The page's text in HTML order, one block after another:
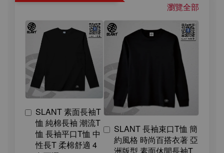
瀏覽全部
SLANT 素面長袖T
恤 純棉長袖 潮流T
恤 長袖平口T恤 中
性長T 柔棉舒適 4
SLANT 長袖束口T恤 簡
約風格 時尚百搭衣著 亞
洲版型 素面休閒長袖T